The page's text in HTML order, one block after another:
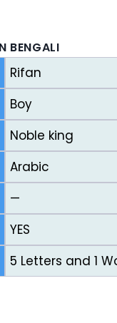
BENGALI
Rifan
Boy
Noble king
Arabic
—
YES
5 Letters and 1